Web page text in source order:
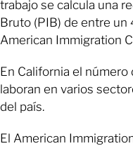
trabajo se calcula una
Bruto (PIB) de entre un
American Immigration
En California el
laboran en varios
del país.
El American